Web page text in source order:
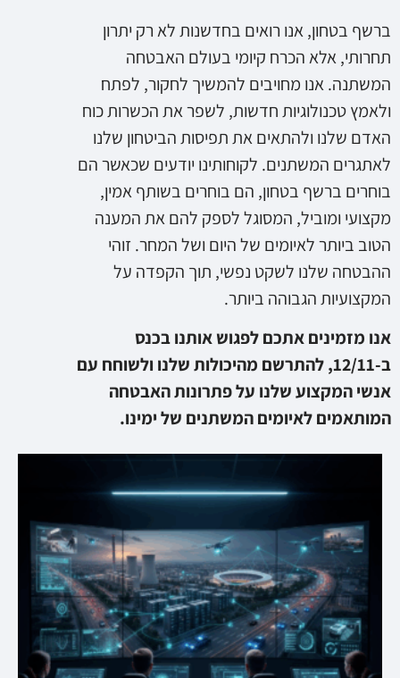
ברשף בטחון, אנו רואים בחדשנות לא רק יתרון
תחרותי, אלא הכרח קיומי בעולם האבטחה
המשתנה. אנו מחויבים להמשיך לחקור, לפתח
ולאמץ טכנולוגיות חדשות, לשפר את הכשרות כוח
האדם שלנו ולהתאים את תפיסות הביטחון שלנו
לאתגרים המשתנים. לקוחותינו יודעים שכאשר הם
בוחרים ברשף בטחון, הם בוחרים בשותף אמין,
מקצועי ומוביל, המסוגל לספק להם את המענה
הטוב ביותר לאיומים של היום ושל המחר. זוהי
ההבטחה שלנו לשקט נפשי, תוך הקפדה על
המקצועיות הגבוהה ביותר.
אנו מזמינים אתכם לפגוש אותנו בכנס
ב-12/11, להתרשם מהיכולות שלנו ולשוחח עם
אנשי המקצוע שלנו על פתרונות האבטחה
המותאמים לאיומים המשתנים של ימינו.